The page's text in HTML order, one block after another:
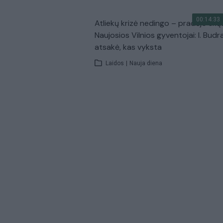
00:14:33
Atliekų krizė nedingo – pradėjo
Naujosios Vilnios gyventojai: I.
atsakė, kas vyksta
Laidos | Nauja diena